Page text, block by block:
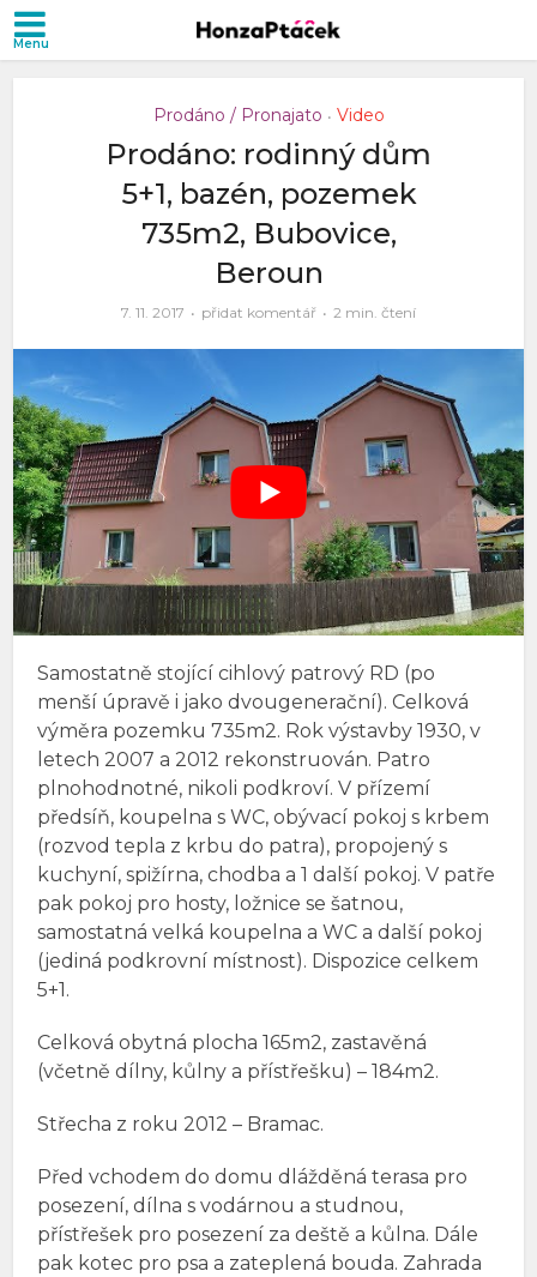
Prodáno / Pronajato • Video
Prodáno: rodinný dům
5+1, bazén, pozemek
735m2, Bubovice,
Beroun
7. 11. 2017 přidat komentář 2 min. čtení
Samostatně stojící cihlový patrový RD (po
menší úpravě i jako dvougenerační). Celková
výměra pozemku 735m2. Rok výstavby 1930, v
letech 2007 a 2012 rekonstruován. Patro
plnohodnotné, nikoli podkroví. V přízemí
předsíň, koupelna s WC, obývací pokoj s krbem
(rozvod tepla z krbu do patra), propojený s
kuchyní, spižírna, chodba a 1 další pokoj. V patře
pak pokoj pro hosty, ložnice se šatnou,
samostatná velká koupelna a WC a další pokoj
(jediná podkrovní místnost). Dispozice celkem
5+1.
Celková obytná plocha 165m2, zastavěná
(včetně dílny, kůlny a přístřešku) – 184m2.
Střecha z roku 2012 – Bramac.
Před vchodem do domu dlážděná terasa pro
posezení, dílna s vodárnou a studnou,
přístřešek pro posezení za deště a kůlna. Dále
pak kotec pro psa a zateplená bouda. Zahrada